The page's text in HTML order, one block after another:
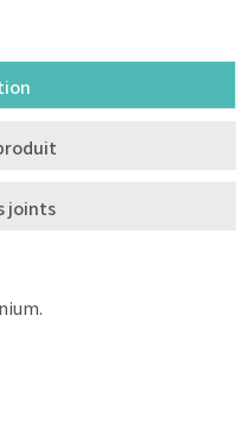
joints